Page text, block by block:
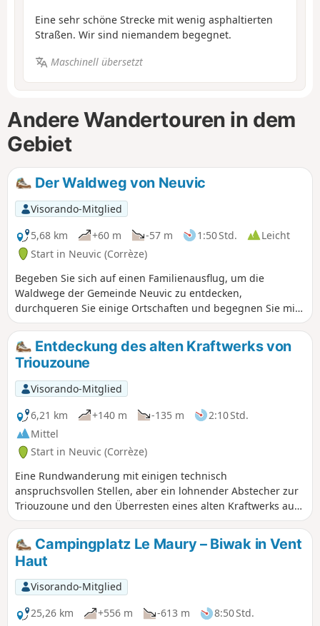
Eine sehr schöne Strecke mit wenig asphaltierten
Straßen. Wir sind niemandem begegnet.
Maschinell übersetzt
Andere Wandertouren in dem
Gebiet
Der Waldweg von Neuvic
Visorando-Mitglied
5,68 km
+60 m -57 m 1:50 Std.
Leicht
Start in Neuvic (Corrèze)
Begeben Sie sich auf einen Familienausflug, um die
Waldwege der Gemeinde Neuvic zu entdecken,
durchqueren Sie einige Ortschaften und begegnen Sie mit
etwas Glück vielleicht sogar der Waldfauna.
Entdeckung des alten Kraftwerks von
Triouzoune
Visorando-Mitglied
6,21 km
+140 m -135 m
2:10 Std.
Mittel
Start in Neuvic (Corrèze)
Eine Rundwanderung mit einigen technisch
anspruchsvollen Stellen, aber ein lohnender Abstecher zur
Triouzoune und den Überresten eines alten Kraftwerks aus
dem Jahr 1910, das einem Staudamm
stromaufwärtsgewichen ist .
Campingplatz Le Maury – Biwak in Vent
Haut
Visorando-Mitglied
25,26 km
+556 m -613 m
8:50 Std.